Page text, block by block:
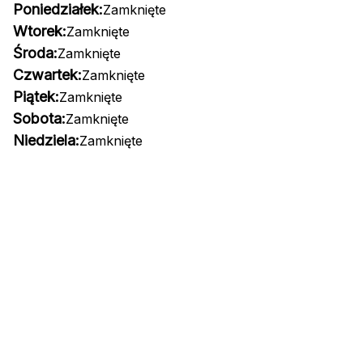
Poniedziałek:Zamknięte
Wtorek:Zamknięte
Środa:Zamknięte
Czwartek:Zamknięte
Piątek:Zamknięte
Sobota:Zamknięte
Niedziela:Zamknięte